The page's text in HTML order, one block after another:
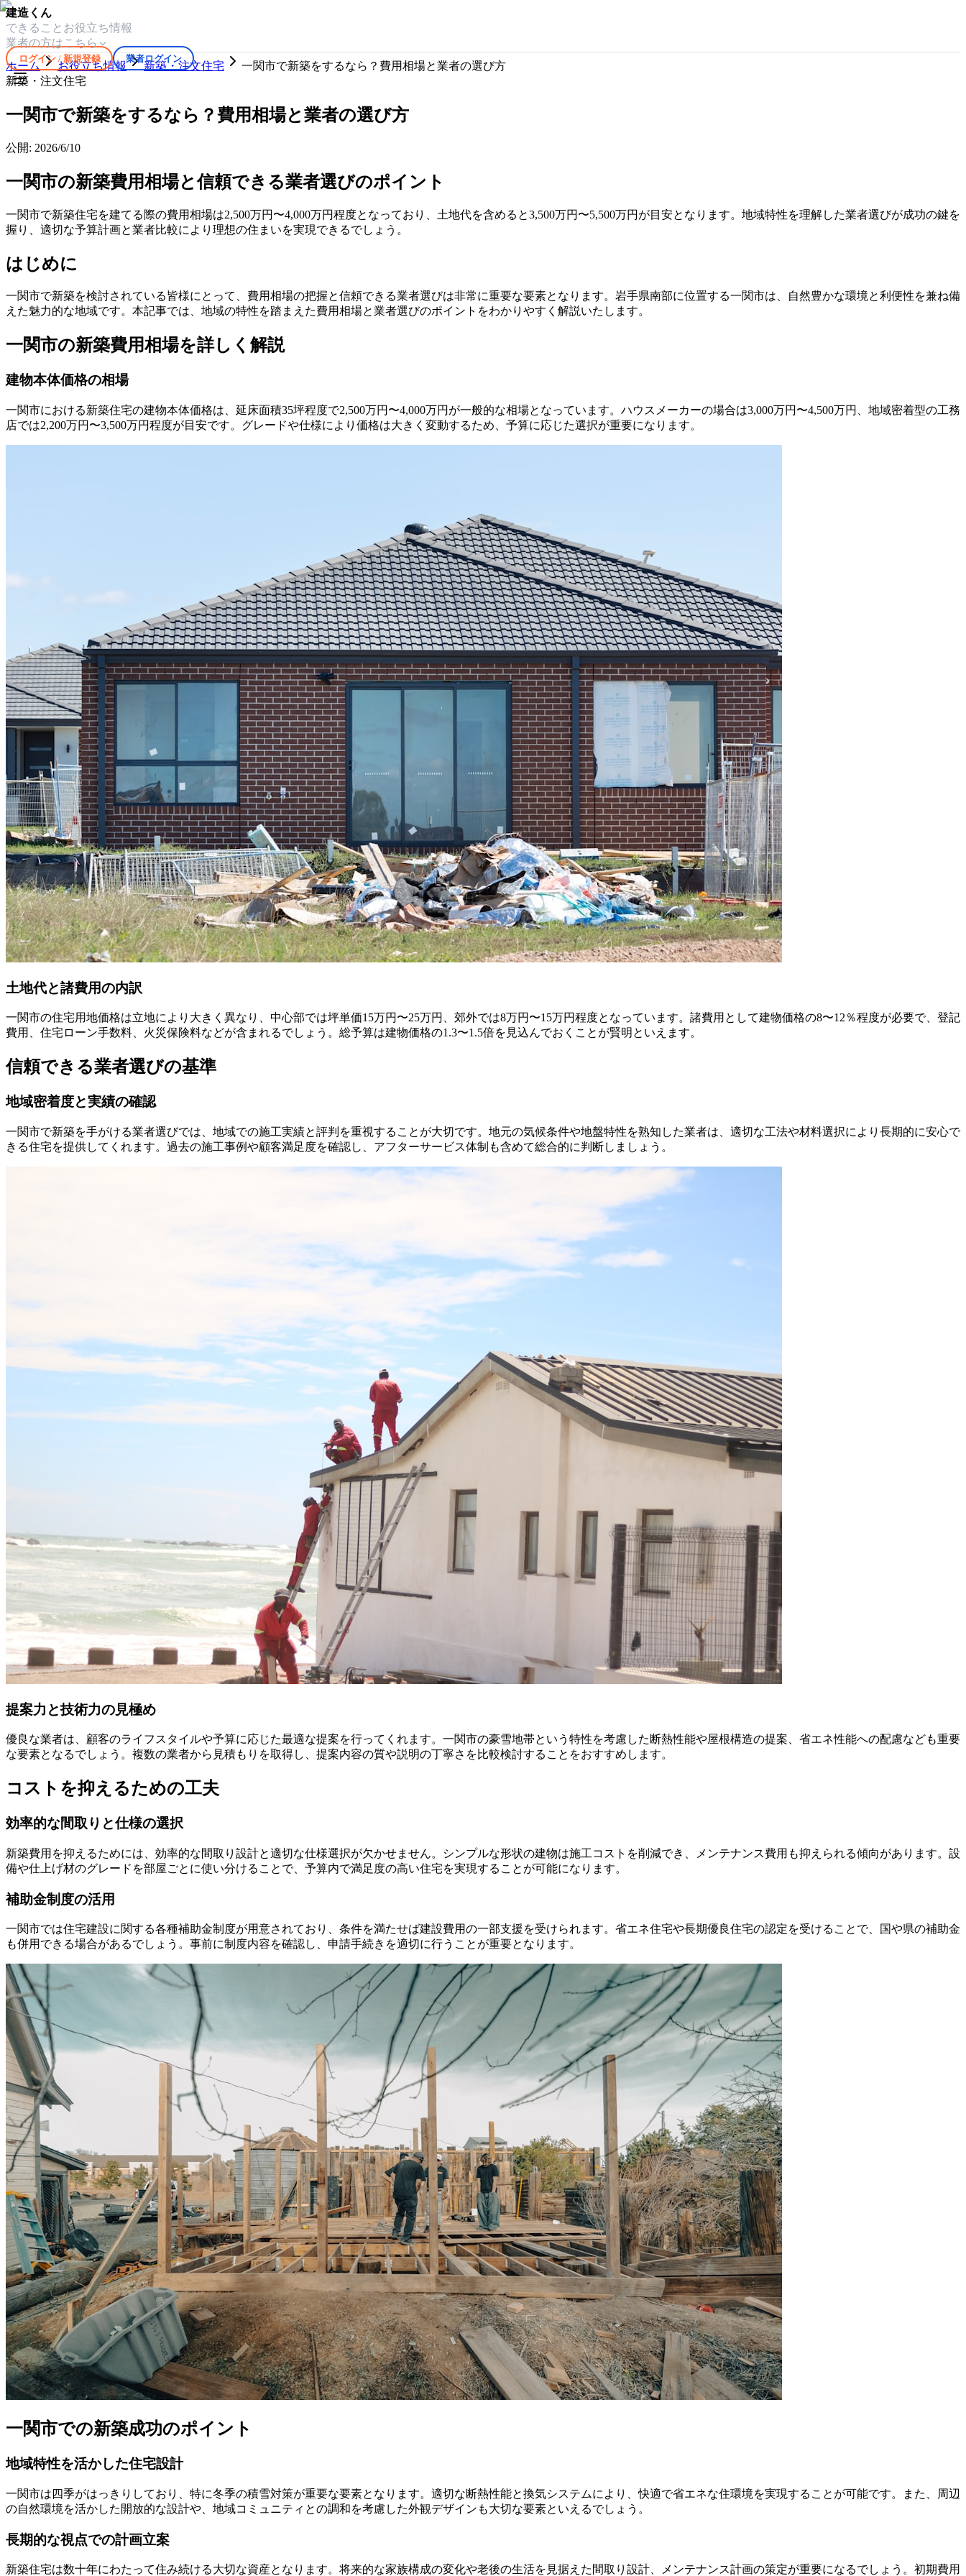
建造くん
できること お役立ち情報
業者の方はこちら
ログイン / 新規登録 業者ログイン
ホーム お役立ち情報 新築・注文住宅
一関市で新築をするなら？費用相場と業者の選び方
新築・注文住宅
一関市で新築をするなら？費用相場と業者の選び方
公開: 2026/6/10
一関市の新築費用相場と信頼できる業者選びのポイント
一関市で新築住宅を建てる際の費用相場は2,500万円〜4,000万円程度となっており、土地代を含めると3,500万円〜5,500万円が目安となります。地域特性を理解した業者選びが成功の鍵を
握り、適切な予算計画と業者比較により理想の住まいを実現できるでしょう。
はじめに
一関市で新築を検討されている皆様にとって、費用相場の把握と信頼できる業者選びは非常に重要な要素となります。岩手県南部に位置する一関市は、自然豊かな環境と利便性を兼ね備
えた魅力的な地域です。本記事では、地域の特性を踏まえた費用相場と業者選びのポイントをわかりやすく解説いたします。
一関市の新築費用相場を詳しく解説
建物本体価格の相場
一関市における新築住宅の建物本体価格は、延床面積35坪程度で2,500万円〜4,000万円が一般的な相場となっています。ハウスメーカーの場合は3,000万円〜4,500万円、地域密着型の工務
店では2,200万円〜3,500万円程度が目安です。グレードや仕様により価格は大きく変動するため、予算に応じた選択が重要になります。
土地代と諸費用の内訳
一関市の住宅用地価格は立地により大きく異なり、中心部では坪単価15万円〜25万円、郊外では8万円〜15万円程度となっています。諸費用として建物価格の8〜12％程度が必要で、登記
費用、住宅ローン手数料、火災保険料などが含まれるでしょう。総予算は建物価格の1.3〜1.5倍を見込んでおくことが賢明といえます。
信頼できる業者選びの基準
地域密着度と実績の確認
一関市で新築を手がける業者選びでは、地域での施工実績と評判を重視することが大切です。地元の気候条件や地盤特性を熟知した業者は、適切な工法や材料選択により長期的に安心で
きる住宅を提供してくれます。過去の施工事例や顧客満足度を確認し、アフターサービス体制も含めて総合的に判断しましょう。
提案力と技術力の見極め
優良な業者は、顧客のライフスタイルや予算に応じた最適な提案を行ってくれます。一関市の豪雪地帯という特性を考慮した断熱性能や屋根構造の提案、省エネ性能への配慮なども重要
な要素となるでしょう。複数の業者から見積もりを取得し、提案内容の質や説明の丁寧さを比較検討することをおすすめします。
コストを抑えるための工夫
効率的な間取りと仕様の選択
新築費用を抑えるためには、効率的な間取り設計と適切な仕様選択が欠かせません。シンプルな形状の建物は施工コストを削減でき、メンテナンス費用も抑えられる傾向があります。設
備や仕上げ材のグレードを部屋ごとに使い分けることで、予算内で満足度の高い住宅を実現することが可能になります。
補助金制度の活用
一関市では住宅建設に関する各種補助金制度が用意されており、条件を満たせば建設費用の一部支援を受けられます。省エネ住宅や長期優良住宅の認定を受けることで、国や県の補助金
も併用できる場合があるでしょう。事前に制度内容を確認し、申請手続きを適切に行うことが重要となります。
一関市での新築成功のポイント
地域特性を活かした住宅設計
一関市は四季がはっきりしており、特に冬季の積雪対策が重要な要素となります。適切な断熱性能と換気システムにより、快適で省エネな住環境を実現することが可能です。また、周辺
の自然環境を活かした開放的な設計や、地域コミュニティとの調和を考慮した外観デザインも大切な要素といえるでしょう。
長期的な視点での計画立案
新築住宅は数十年にわたって住み続ける大切な資産となります。将来的な家族構成の変化や老後の生活を見据えた間取り設計、メンテナンス計画の策定が重要になるでしょう。初期費用